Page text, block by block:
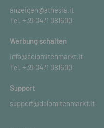
anzeigen@athesia.it
Tel. +39 0471 081600
Werbung schalten
info@dolomitenmarkt.it
Tel. +39 0471 081600
Support
support@dolomitenmarkt.it